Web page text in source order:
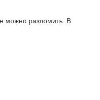
можно разломить. В